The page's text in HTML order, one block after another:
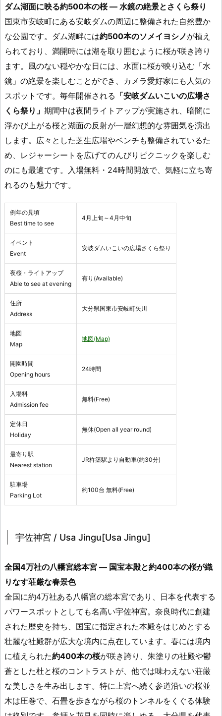
ダム湖面に映る約500本の桜 ― 水鏡の絶景とさくら祭り
国東市安岐町にある安岐ダムの周辺に整備された自然豊か
な公園です。ダム湖畔には約500本のソメイヨシノが植え
られており、満開時には湖を取り囲むように桜が咲き誇り
ます。風のない穏やかな日には、水面に桜が映り込む「水
鏡」の絶景を楽しむことができ、カメラ愛好家にも人気の
スポットです。毎年開催される 「安岐ダムいこいの広場さ
くら祭り」 期間中は夜間ライトアップが実施され、暗闇に
浮かび上がる桜と湖面の反射が一層幻想的な雰囲気を演出
します。広々とした芝生広場やベンチも整備されているた
め、レジャーシートを広げてのんびりピクニックを楽しむ
のにも最適です。入場無料・24時間開放で、気軽に立ち寄
れるのも魅力です。
例年の見頃
Best time to see
4月上旬～4月中旬
イベント
Event
安岐ダムいこいの広場さくら祭り
夜桜・ライトアップ
Able to see at evening
有り(Available)
住所
Address
大分県国東市安岐町矢川
地図
Map
地図(Map)
開園時間
Opening hours
24時間
入場料
Admission fee
無料(Free)
定休日
Holiday
無休(Open all year round)
最寄り駅
Nearest station
JR杵築駅より自動車(約30分)
駐車場
Parking Lot
約100台 無料(Free)
宇佐神宮 / Usa Jingu[Usa Jingu]
全国4万社の八幡宮総本宮 ― 国宝本殿と約400本の桜が織
りなす荘厳な春景色
全国に約4万社ある八幡宮の総本宮であり、日本を代表する
パワースポットとしても名高い宇佐神宮。奈良時代に創建
された歴史を持ち、国宝に指定された本殿をはじめとする
壮麗な社殿群が広大な境内に点在しています。春には境内
に植えられた約400本の桜が咲き誇り、朱塗りの社殿や鬱
蒼とした杜と桜のコントラストが、他では味わえない荘厳
な美しさを生み出します。特に上宮へ続く参道沿いの桜並
木は圧巻で、石畳を歩きながら桜のトンネルをくぐる体験